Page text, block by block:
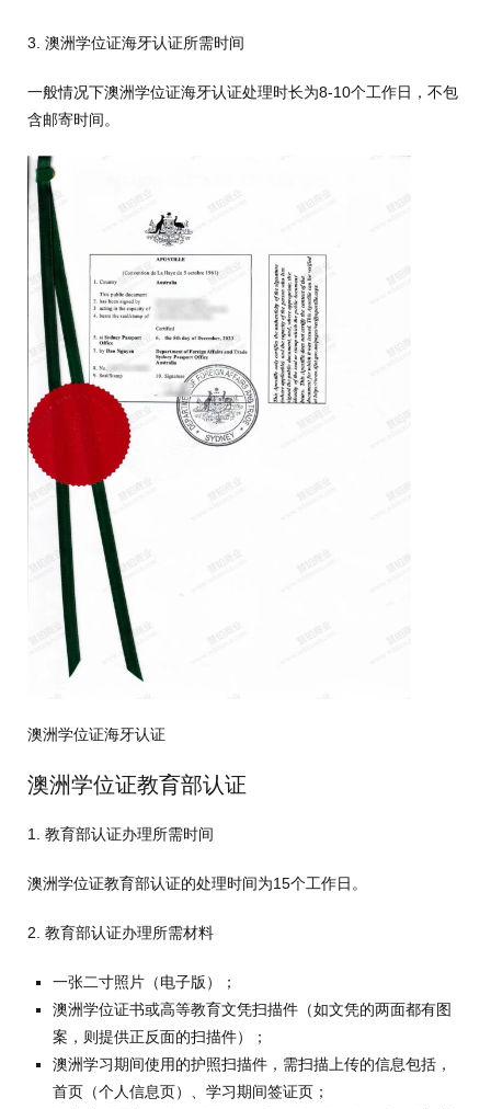
3. 澳洲学位证海牙认证所需时间
一般情况下澳洲学位证海牙认证处理时长为8-10个工作日，不包
含邮寄时间。
澳洲学位证海牙认证
澳洲学位证教育部认证
1. 教育部认证办理所需时间
澳洲学位证教育部认证的处理时间为15个工作日。
2. 教育部认证办理所需材料
一张二寸照片（电子版）；
澳洲学位证书或高等教育文凭扫描件（如文凭的两面都有图
案，则提供正反面的扫描件）；
澳洲学习期间使用的护照扫描件，需扫描上传的信息包括，
首页（个人信息页）、学习期间签证页；